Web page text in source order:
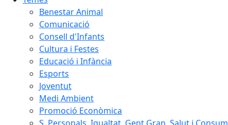
Benestar Animal
Comunicació
Consell d'Infants
Cultura i Festes
Educació i Infància
Esports
Joventut
Medi Ambient
Promoció Econòmica